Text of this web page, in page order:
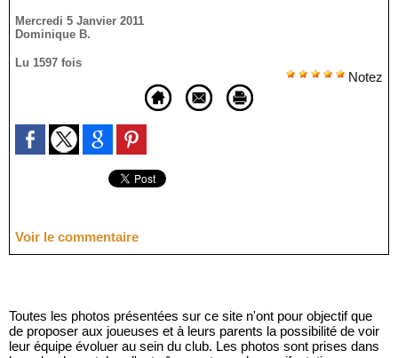
Mercredi 5 Janvier 2011
Dominique B.
Lu 1597 fois
Notez
Voir le commentaire
Toutes les photos présentées sur ce site n'ont pour objectif que
de proposer aux joueuses et à leurs parents la possibilité de voir
leur équipe évoluer au sein du club. Les photos sont prises dans